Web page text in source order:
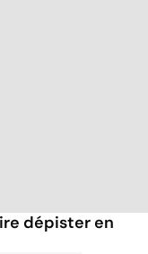
dépister en